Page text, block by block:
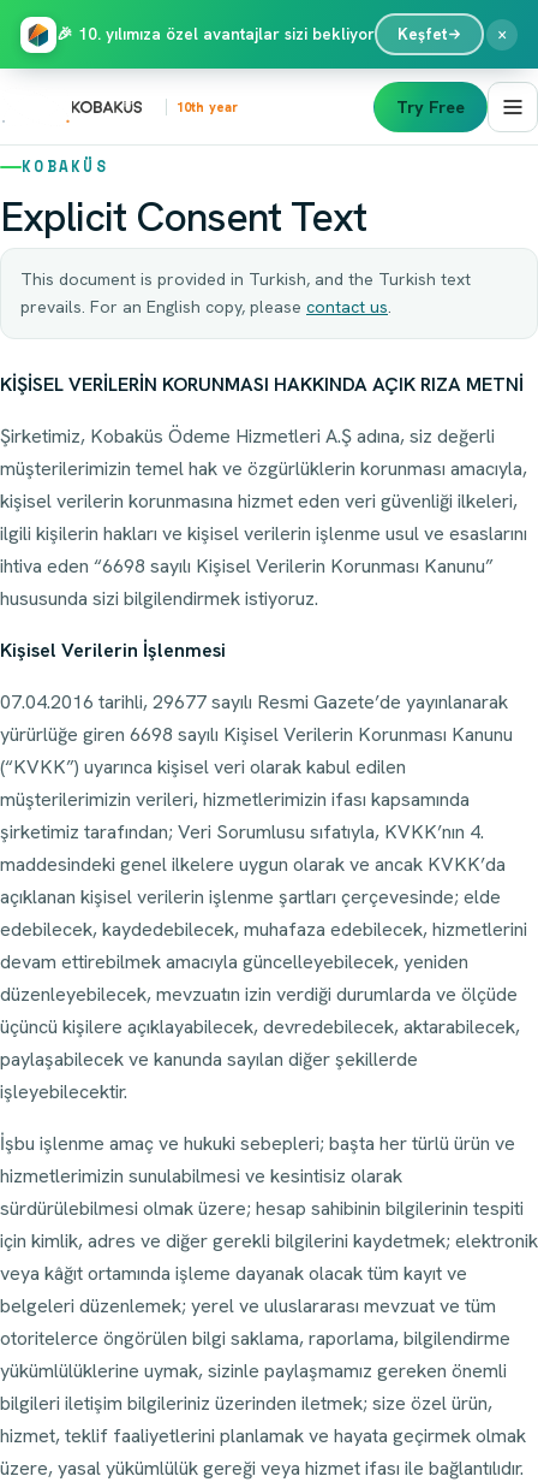
10th year Try Free
KOBAKÜS
Explicit Consent Text
This document is provided in Turkish, and the Turkish text
prevails. For an English copy, please contact us.
KİŞİSEL VERİLERİN KORUNMASI HAKKINDA AÇIK RIZA METNİ
Şirketimiz, Kobaküs Ödeme Hizmetleri A.Ş adına, siz değerli
müşterilerimizin temel hak ve özgürlüklerin korunması amacıyla,
kişisel verilerin korunmasına hizmet eden veri güvenliği ilkeleri,
ilgili kişilerin hakları ve kişisel verilerin işlenme usul ve esaslarını
ihtiva eden “6698 sayılı Kişisel Verilerin Korunması Kanunu”
hususunda sizi bilgilendirmek istiyoruz.
Kişisel Verilerin İşlenmesi
07.04.2016 tarihli, 29677 sayılı Resmi Gazete’de yayınlanarak
yürürlüğe giren 6698 sayılı Kişisel Verilerin Korunması Kanunu
(“KVKK”) uyarınca kişisel veri olarak kabul edilen
müşterilerimizin verileri, hizmetlerimizin ifası kapsamında
şirketimiz tarafından; Veri Sorumlusu sıfatıyla, KVKK’nın 4.
maddesindeki genel ilkelere uygun olarak ve ancak KVKK’da
açıklanan kişisel verilerin işlenme şartları çerçevesinde; elde
edebilecek, kaydedebilecek, muhafaza edebilecek, hizmetlerini
devam ettirebilmek amacıyla güncelleyebilecek, yeniden
düzenleyebilecek, mevzuatın izin verdiği durumlarda ve ölçüde
üçüncü kişilere açıklayabilecek, devredebilecek, aktarabilecek,
paylaşabilecek ve kanunda sayılan diğer şekillerde
işleyebilecektir.
İşbu işlenme amaç ve hukuki sebepleri; başta her türlü ürün ve
hizmetlerimizin sunulabilmesi ve kesintisiz olarak
sürdürülebilmesi olmak üzere; hesap sahibinin bilgilerinin tespiti
için kimlik, adres ve diğer gerekli bilgilerini kaydetmek; elektronik
veya kâğıt ortamında işleme dayanak olacak tüm kayıt ve
belgeleri düzenlemek; yerel ve uluslararası mevzuat ve tüm
otoritelerce öngörülen bilgi saklama, raporlama, bilgilendirme
yükümlülüklerine uymak, sizinle paylaşmamız gereken önemli
bilgileri iletişim bilgileriniz üzerinden iletmek; size özel ürün,
hizmet, teklif faaliyetlerini planlamak ve hayata geçirmek olmak
üzere, yasal yükümlülük gereği veya hizmet ifası ile bağlantılıdır.
🎉 10. yılımıza özel avantajlar sizi bekliyor Keşfet ×